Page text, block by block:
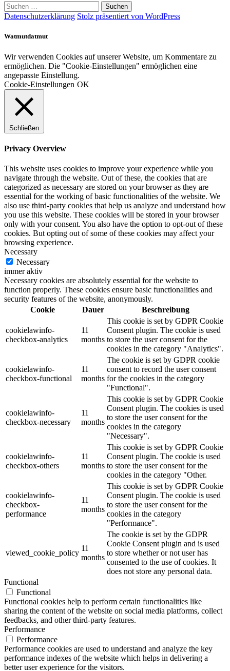
Suchen
nach:
Datenschutzerklärung Stolz präsentiert von WordPress
Watmutdatmut
Wir verwenden Cookies auf unserer Website, um Kommentare zu
ermöglichen. Die "Cookie-Einstellungen" ermöglichen eine
angepasste Einstellung.
Cookie-Einstellungen OK
Schließen
Privacy Overview
This website uses cookies to improve your experience while you
navigate through the website. Out of these, the cookies that are
categorized as necessary are stored on your browser as they are
essential for the working of basic functionalities of the website. We
also use third-party cookies that help us analyze and understand how
you use this website. These cookies will be stored in your browser
only with your consent. You also have the option to opt-out of these
cookies. But opting out of some of these cookies may affect your
browsing experience.
Necessary
Necessary
immer aktiv
Necessary cookies are absolutely essential for the website to
function properly. These cookies ensure basic functionalities and
security features of the website, anonymously.
Cookie
Dauer Beschreibung
cookielawinfo-
checkbox-analytics
11
months
This cookie is set by GDPR Cookie
Consent plugin. The cookie is used
to store the user consent for the
cookies in the category "Analytics".
cookielawinfo-
checkbox-functional
11
months
The cookie is set by GDPR cookie
consent to record the user consent
for the cookies in the category
"Functional".
cookielawinfo-
checkbox-necessary
11
months
This cookie is set by GDPR Cookie
Consent plugin. The cookies is used
to store the user consent for the
cookies in the category
"Necessary".
cookielawinfo-
checkbox-others
11
months
This cookie is set by GDPR Cookie
Consent plugin. The cookie is used
to store the user consent for the
cookies in the category "Other.
cookielawinfo-
checkbox-
performance
11
months
This cookie is set by GDPR Cookie
Consent plugin. The cookie is used
to store the user consent for the
cookies in the category
"Performance".
viewed_cookie_policy
11
months
The cookie is set by the GDPR
Cookie Consent plugin and is used
to store whether or not user has
consented to the use of cookies. It
does not store any personal data.
Functional
Functional
Functional cookies help to perform certain functionalities like
sharing the content of the website on social media platforms, collect
feedbacks, and other third-party features.
Performance
Performance
Performance cookies are used to understand and analyze the key
performance indexes of the website which helps in delivering a
better user experience for the visitors.